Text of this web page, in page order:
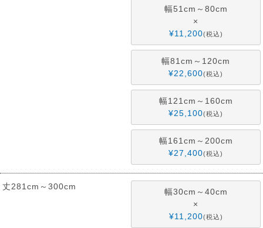
幅51cm～80cm
×
¥11,200 税込
幅81cm～120cm
¥22,600 税込
幅121cm～160cm
¥25,100 税込
幅161cm～200cm
¥27,400 税込
丈281cm～300cm
幅30cm～40cm
×
¥11,200 税込